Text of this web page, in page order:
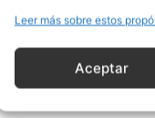
Leer más sobre estos
Aceptar
que determina